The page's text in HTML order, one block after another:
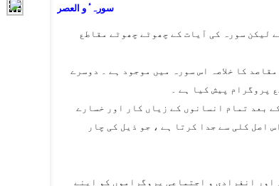
سورہٴ و العصر
لیکن سورہ کی آیات کے چھوٹے چھوٹے مقاطع
کا خلاصہ اس سورہ میں موجود ہے ۔ دوسرے
پروگرام پیش کیا ہے ۔
بعد تمام انسانوں کے زیاں کار اور خسارے
اصل کلی سے جدا کرتا ہے ، جو ذیل کی چار
اور انفرادی و اجتماعی پروگراموں کو اپنے